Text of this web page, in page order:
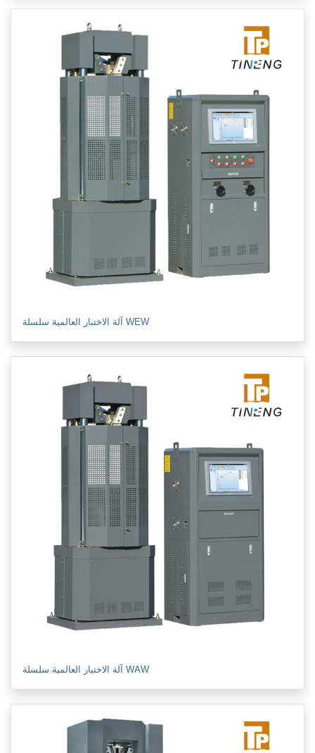
آلة الاختبار العالمية سلسلة WEW
آلة الاختبار العالمية سلسلة WAW